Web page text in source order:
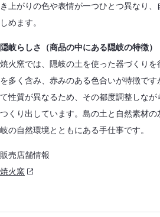
き上がりの色や表情が一つひとつ異なり
しめます。
隠岐らしさ（商品の中にある隠岐の特徴）
焼火窯では、隠岐の土を使った器づくり
を多く含み、赤みのある色合いが特徴で
て性質が異なるため、その都度調整しな
つくり出しています。島の土と自然素材
岐の自然環境とともにある手仕事です。
販売店舗情報
焼火窯